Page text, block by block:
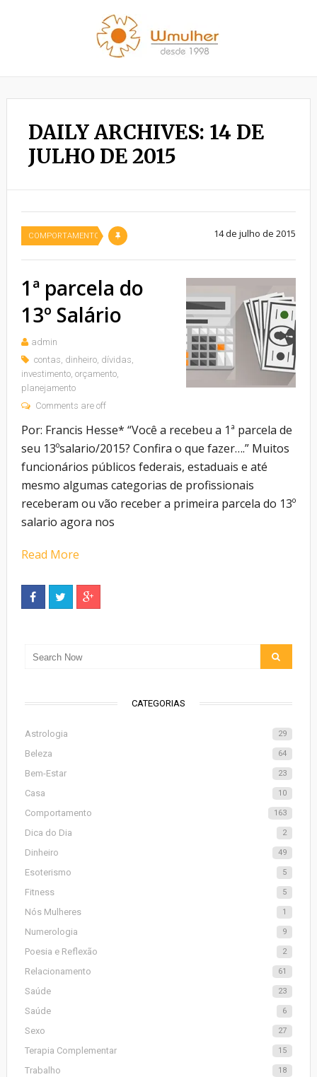
DAILY ARCHIVES: 14 DE
JULHO DE 2015
COMPORTAMENTO 14 de julho de 2015
1ª parcela do
13º Salário
admin
contas, dinheiro, dívidas,
investimento, orçamento,
planejamento
Comments are off
Por: Francis Hesse* “Você a recebeu a 1ª parcela de
seu 13ºsalario/2015? Confira o que fazer….” Muitos
funcionários públicos federais, estaduais e até
mesmo algumas categorias de profissionais
receberam ou vão receber a primeira parcela do 13º
salario agora nos
Read More
CATEGORIAS
Astrologia 29
Beleza 64
Bem-Estar 23
Casa 10
Comportamento 163
Dica do Dia 2
Dinheiro 49
Esoterismo 5
Fitness 5
Nós Mulheres 1
Numerologia 9
Poesia e Reflexão 2
Relacionamento 61
Saúde 23
Saúde 6
Sexo 27
Terapia Complementar 15
Trabalho 18